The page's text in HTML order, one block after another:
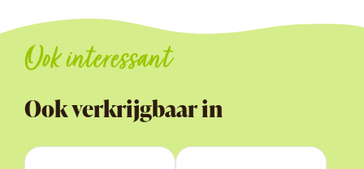
Ook interessant
Ook verkrijgbaar in